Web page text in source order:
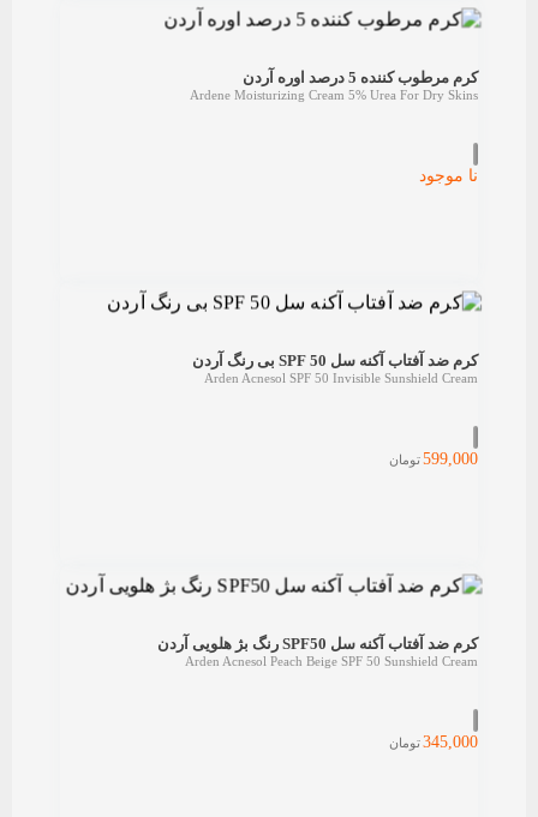
کرم مرطوب کننده 5 درصد اوره آردن
Ardene Moisturizing Cream 5% Urea For Dry Skins
نا موجود
کرم ضد آفتاب آکنه سل SPF 50 بی رنگ آردن
Arden Acnesol SPF 50 Invisible Sunshield Cream
599,000تومان
کرم ضد آفتاب آکنه سل SPF50 رنگ بژ هلویی آردن
Arden Acnesol Peach Beige SPF 50 Sunshield Cream
345,000تومان